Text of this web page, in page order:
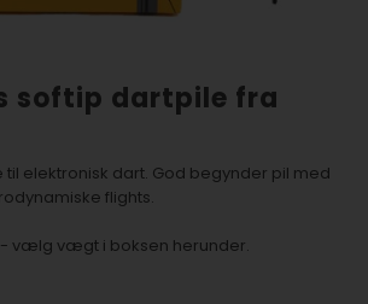
softip dartpile fra
til elektronisk dart. God begynder pil med
flights.
- vælg vægt i boksen herunder.